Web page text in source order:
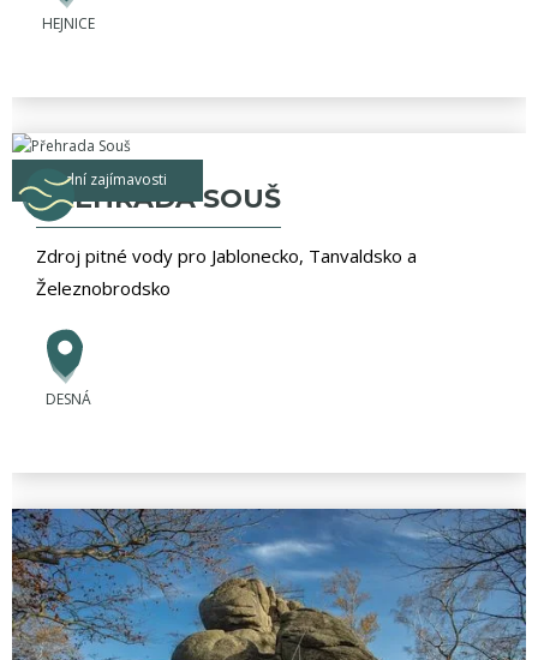
HEJNICE
vodní zajímavosti
PŘEHRADA SOUŠ
Zdroj pitné vody pro Jablonecko, Tanvaldsko a
Železnobrodsko
DESNÁ